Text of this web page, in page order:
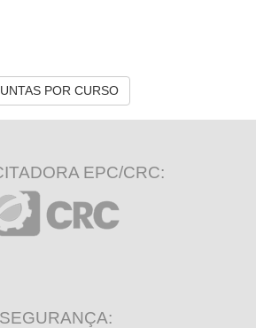
POR CURSO
EPC/CRC:
SEGURANÇA: